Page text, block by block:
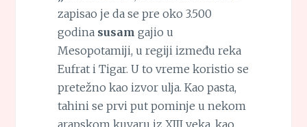
zapisao je da se pre oko 3.500
godina susam gajio u
Mesopotamiji, u regiji između reka
Eufrat i Tigar. U to vreme koristio se
pretežno kao izvor ulja. Kao pasta,
tahini se prvi put pominje u nekom